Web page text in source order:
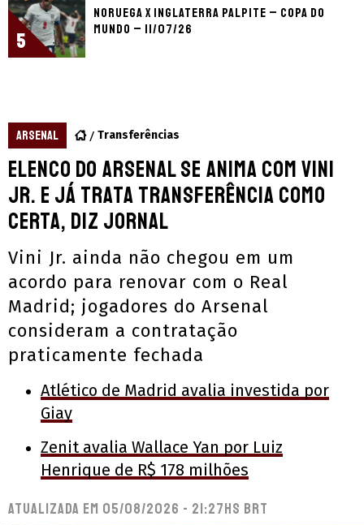
5
Noruega x Inglaterra palpite – Copa do
Mundo – 11/07/26
ARSENAL Transferências
Elenco do Arsenal se anima com Vini
Jr. e já trata transferência como
certa, diz jornal
Vini Jr. ainda não chegou em um
acordo para renovar com o Real
Madrid; jogadores do Arsenal
consideram a contratação
praticamente fechada
Atlético de Madrid avalia investida por
Giay
Zenit avalia Wallace Yan por Luiz
Henrique de R$ 178 milhões
Atualizada em 05/08/2026 - 21:27hs BRT